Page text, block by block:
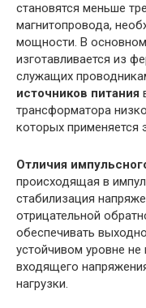
становятся меньше
магнитопровода,
мощности. В
изготавливается из
служащих
источников питания
трансформатора
которых применяется
Отличия
происходящая в
стабилизация
отрицательной
обеспечивать
устойчивом уровне не
входящего
нагрузки.